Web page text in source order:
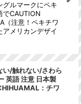
グルマークにペキ
でCAUTION
（注意！ペキチワ
メリカンデザイ
/触れない/さわら
英語 注意 日本製
：チワ